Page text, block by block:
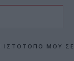
ΜΟΥ